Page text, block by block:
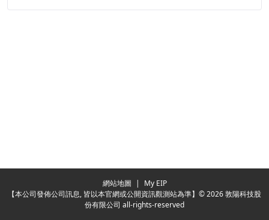
網站地圖 |
My EIP
【本公司發佈公司訊息, 皆以本官網或公開資訊觀測站為準】© 2026 敦陽科技股
份有限公司 all-rights-reserved